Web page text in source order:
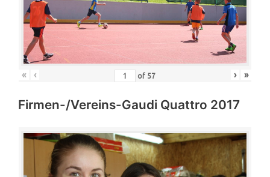
« ‹ of 57 › »
Firmen-/Vereins-Gaudi Quattro 2017